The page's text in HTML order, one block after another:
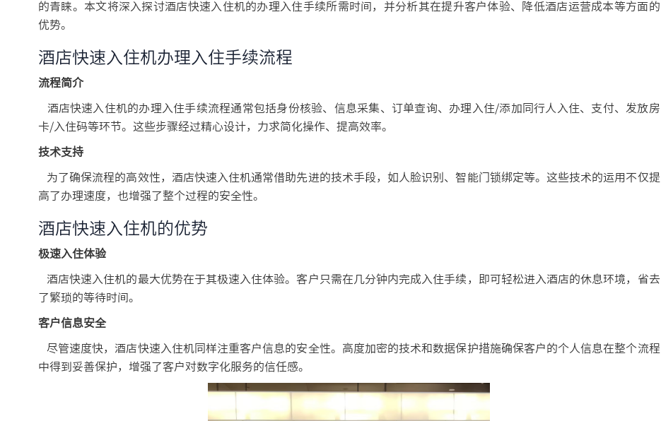
的青睐。本文将深入探讨酒店快速入住机的办理入住手续所需时间，并分析其在提升客户体验、降低酒店运营成本等方面的
优势。
酒店快速入住机办理入住手续流程
流程简介
酒店快速入住机的办理入住手续流程通常包括身份核验、信息采集、订单查询、办理入住/添加同行人入住、支付、发放房
卡/入住码等环节。这些步骤经过精心设计，力求简化操作、提高效率。
技术支持
为了确保流程的高效性，酒店快速入住机通常借助先进的技术手段，如人脸识别、智能门锁绑定等。这些技术的运用不仅提
高了办理速度，也增强了整个过程的安全性。
酒店快速入住机的优势
极速入住体验
酒店快速入住机的最大优势在于其极速入住体验。客户只需在几分钟内完成入住手续，即可轻松进入酒店的休息环境，省去
了繁琐的等待时间。
客户信息安全
尽管速度快，酒店快速入住机同样注重客户信息的安全性。高度加密的技术和数据保护措施确保客户的个人信息在整个流程
中得到妥善保护，增强了客户对数字化服务的信任感。